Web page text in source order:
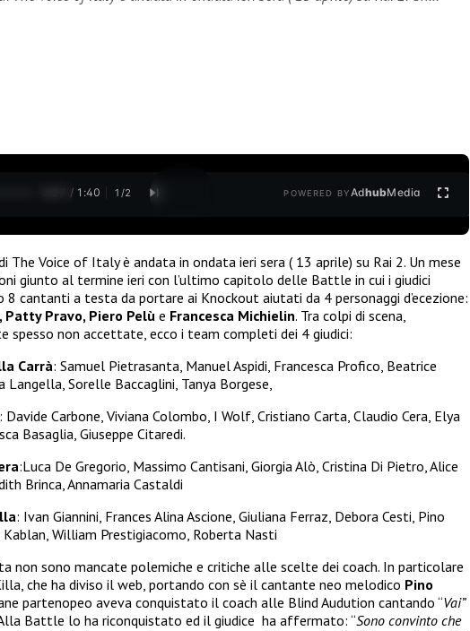
0:28 / 1:40 1 /2 POWERED BYAdhubMedia
The Voice of Italy è andata in ondata ieri sera ( 13 aprile) su Rai 2. Un mese
giunto al termine ieri con l’ultimo capitolo delle Battle in cui i giudici
cantanti a testa da portare ai Knockout aiutati da 4 personaggi d’ecezione:
Patty Pravo, Piero Pelù e Francesca Michielin. Tra colpi di scena,
spesso non accettate, ecco i team completi dei 4 giudici:
Carrà: Samuel Pietrasanta, Manuel Aspidi, Francesca Profico, Beatrice
Langella, Sorelle Baccaglini, Tanya Borgese,
: Davide Carbone, Viviana Colombo, I Wolf, Cristiano Carta, Claudio Cera, Elya
Basaglia, Giuseppe Citaredi.
:Luca De Gregorio, Massimo Cantisani, Giorgia Alò, Cristina Di Pietro, Alice
Brinca, Annamaria Castaldi
: Ivan Giannini, Frances Alina Ascione, Giuliana Ferraz, Debora Cesti, Pino
Kablan, William Prestigiacomo, Roberta Nasti
non sono mancate polemiche e critiche alle scelte dei coach. In particolare
che ha diviso il web, portando con sè il cantante neo melodico Pino
partenopeo aveva conquistato il coach alle Blind Audution cantando “Vai”
Alla Battle lo ha riconquistato ed il giudice ha affermato: “Sono convinto che